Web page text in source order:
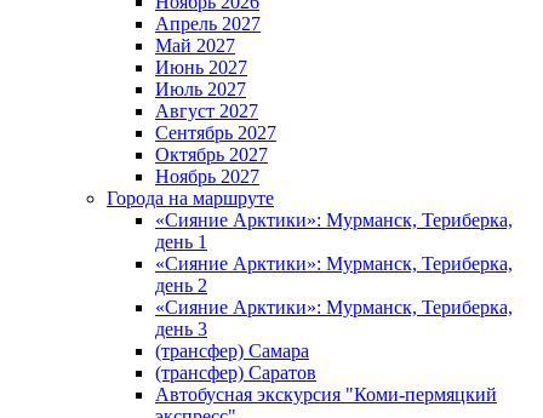
Апрель 2027
Май 2027
Июнь 2027
Июль 2027
Август 2027
Сентябрь 2027
Октябрь 2027
Ноябрь 2027
Города на маршруте
«Сияние Арктики»: Мурманск, Териберка,
день 1
«Сияние Арктики»: Мурманск, Териберка,
день 2
«Сияние Арктики»: Мурманск, Териберка,
день 3
(трансфер) Самара
(трансфер) Саратов
Автобусная экскурсия "Коми-пермяцкий